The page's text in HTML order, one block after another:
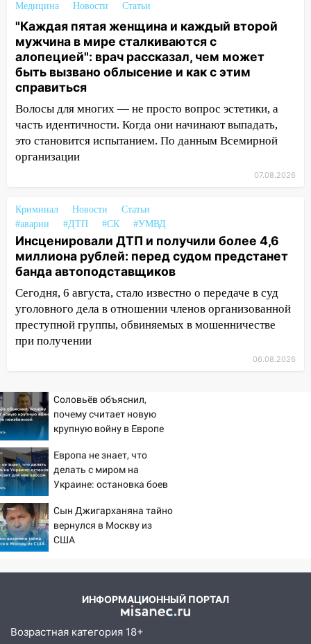
09:52
Ночью беспилотники сбили над
соседними Татарстаном и Саратовской
областью
09:41 Диана Шурыгина уверовала в
Бога в СИЗО
09:35 В Ульяновске директора фирмы
будут судить за неуплату налогов на 48
млн рублей
07:20
Жара возвращается: ожидается
знойный и сухой четверг
06:00 Под Ульяновском при развороте
пострадал 38-летний водитель
05:00 «Каждая пятая женщина и каждый
второй мужчина в мире сталкиваются с
алопецией»: врач рассказал, чем может
быть вызвано облысение и как с этим
03:30
Гороскоп на 7 августа: пятница
принесет прилив творческой энергии и
отличные шансы исправить старые
ошибки
06.08.2026
23:20
Прогноз погоды на 7 августа в
Ульяновской области
20:04
Ульяновцев приглашают на забег,
посвящённый Дню воздушного флота
России
руководителя частной компании
наказали за сокрытие прошлого своего
сотрудник
Медицина Новости Статьи
"Каждая пятая женщина и каждый второй
мужчина в мире сталкиваются с
алопецией": врач рассказал, чем может
быть вызвано облысение и как с этим
справиться
Волосы для многих — не просто вопрос эстетики, а
часть идентичности. Когда они начинают выпадать,
это становится испытанием. По данным Всемирной
организации
07.08.2026
Криминал Новости
Статьи
#аварии
#ДТП #СК #УМВД
Инсценировали ДТП и получили более 4,6
миллиона рублей: перед судом предстанет
банда автоподставщиков
Сегодня, 6 августа, стало известно о передаче в суд
уголовного дела в отношении членов организованной
преступной группы, обвиняемых в мошенничестве
при получении
06.08.2026
Соловьёв объяснил,
почему считает новую
крупную войну в Европе
Европа не знает, что
делать с миром на
Украине: остановка боев
Сын Джигарханяна тайно
вернулся в Москву из
США
ИНФОРМАЦИОННЫЙ ПОРТАЛ
Возрастная категория 18+